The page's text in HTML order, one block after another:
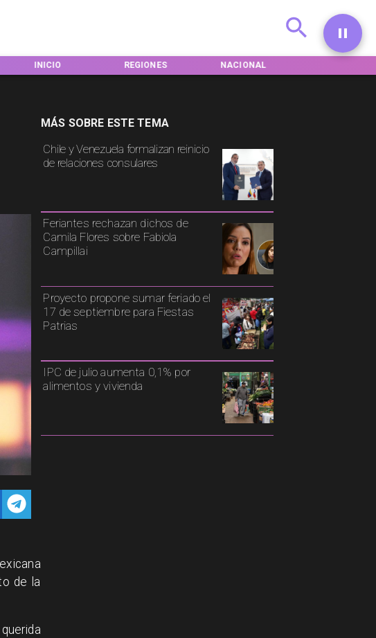
INICIO REGIONES NACIONAL
Chile y Venezuela formalizan reinicio
de relaciones consulares
Feriantes rechazan dichos de
Camila Flores sobre Fabiola
Campillai
Proyecto propone sumar feriado el
17 de septiembre para Fiestas
Patrias
IPC de julio aumenta 0,1% por
alimentos y vivienda
MÁS SOBRE ESTE TEMA
de la